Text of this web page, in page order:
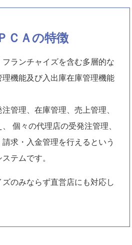
ＣＡの特徴
ランチャイズを含む多層的な
機能及び入出庫在庫管理機能
管理、在庫管理、売上管理、
個々の代理店の受発注管理、
求・入金管理を行えるという
テムです。
のみならず直営店にも対応し